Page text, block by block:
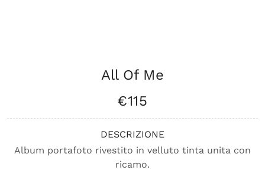
All Of Me
€115
DESCRIZIONE
Album portafoto rivestito in velluto tinta unita con
ricamo.